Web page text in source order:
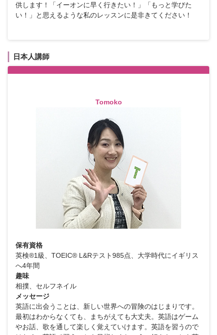
供します！「イーオンに早く行きたい！」「もっと学びた
い！」と思えるような私のレッスンに是非きてください！
日本人講師
Tomoko
保有資格
英検®1級、TOEIC® L&Rテスト985点、大学時代にイギリス
へ4年間
趣味
相撲、セルフネイル
メッセージ
英語に出会うことは、新しい世界への冒険のはじまりです。
最初はわからなくても、まちがえても大丈夫。英語はゲーム
やお話、歌を通して楽しく覚えていけます。英語を習うので